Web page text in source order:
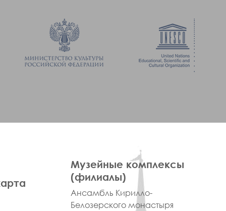
ПРАВОЕ
МЕНЮ
ФУТЕР
Музейные комплексы
(филиалы)
Ансамбль Кирилло-
Белозерского монастыря